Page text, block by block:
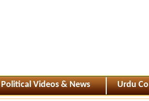
Political Videos & News Urdu